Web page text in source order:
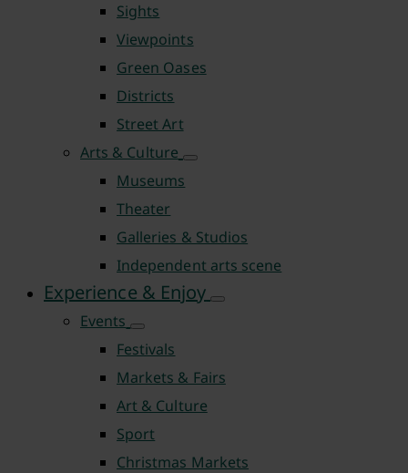
Sights
Viewpoints
Green Oases
Districts
Street Art
Arts & Culture
Museums
Theater
Galleries & Studios
Independent arts scene
Experience & Enjoy
Events
Festivals
Markets & Fairs
Art & Culture
Sport
Christmas Markets